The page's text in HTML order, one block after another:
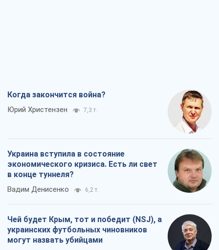
Когда закончится война?
Юрий Христензен 7,3 т.
Украина вступила в состояние
экономического кризиса. Есть ли свет
в конце туннеля?
Вадим Денисенко 6,2 т.
Чей будет Крым, тот и победит (NSJ), а
украинских футбольных чиновников
могут назвать убийцами